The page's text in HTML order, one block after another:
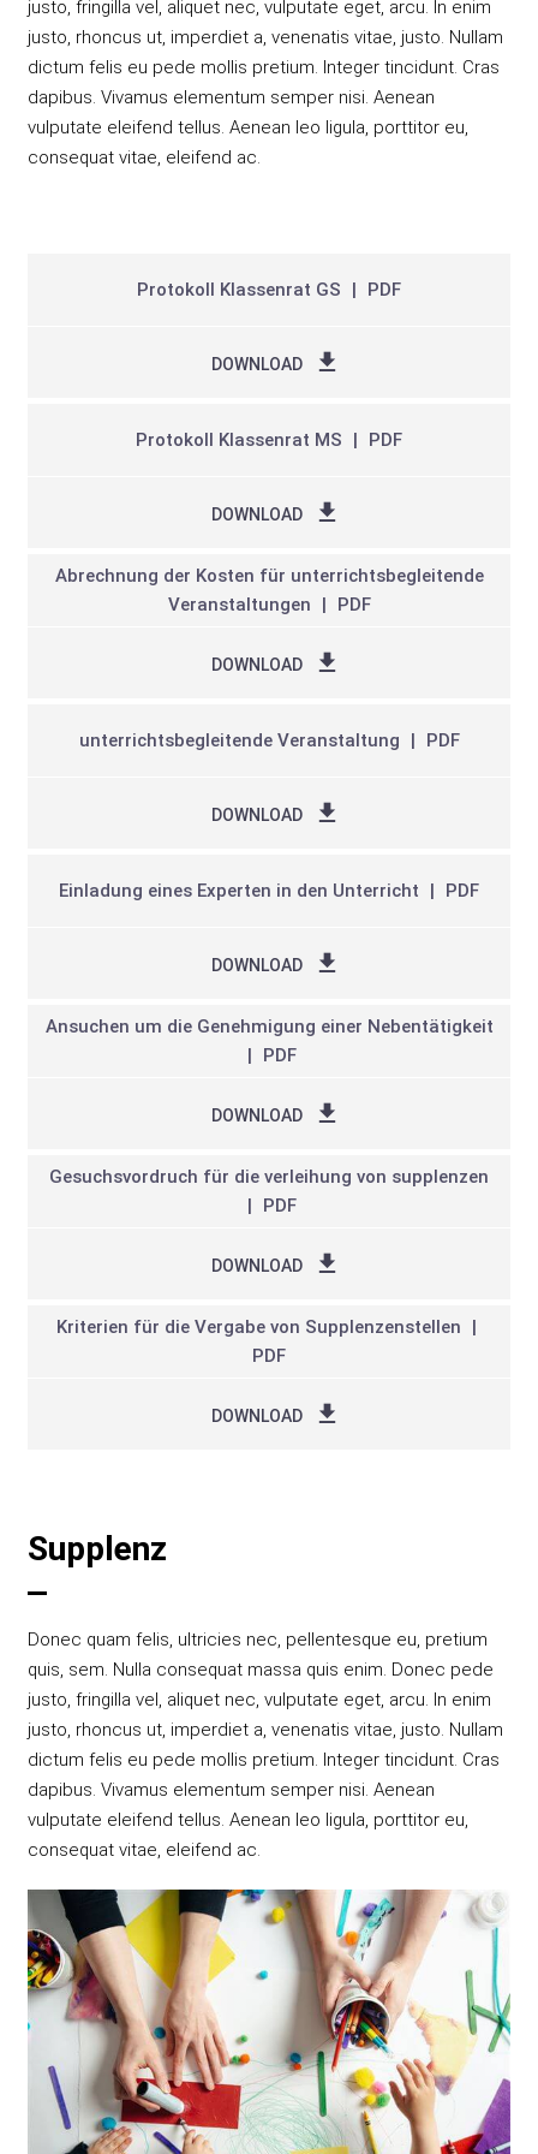
justo, fringilla vel, aliquet nec, vulputate eget, arcu. In enim
justo, rhoncus ut, imperdiet a, venenatis vitae, justo. Nullam
dictum felis eu pede mollis pretium. Integer tincidunt. Cras
dapibus. Vivamus elementum semper nisi. Aenean
vulputate eleifend tellus. Aenean leo ligula, porttitor eu,
consequat vitae, eleifend ac.
Protokoll Klassenrat GS PDF
DOWNLOAD
Protokoll Klassenrat MS PDF
DOWNLOAD
Abrechnung der Kosten für unterrichtsbegleitende
Veranstaltungen
PDF
DOWNLOAD
unterrichtsbegleitende Veranstaltung PDF
DOWNLOAD
Einladung eines Experten in den Unterricht PDF
DOWNLOAD
Ansuchen um die Genehmigung einer Nebentätigkeit
PDF
DOWNLOAD
Gesuchsvordruch für die verleihung von supplenzen
PDF
DOWNLOAD
Kriterien für die Vergabe von Supplenzenstellen
PDF
DOWNLOAD
Supplenz
Donec quam felis, ultricies nec, pellentesque eu, pretium
quis, sem. Nulla consequat massa quis enim. Donec pede
justo, fringilla vel, aliquet nec, vulputate eget, arcu. In enim
justo, rhoncus ut, imperdiet a, venenatis vitae, justo. Nullam
dictum felis eu pede mollis pretium. Integer tincidunt. Cras
dapibus. Vivamus elementum semper nisi. Aenean
vulputate eleifend tellus. Aenean leo ligula, porttitor eu,
consequat vitae, eleifend ac.